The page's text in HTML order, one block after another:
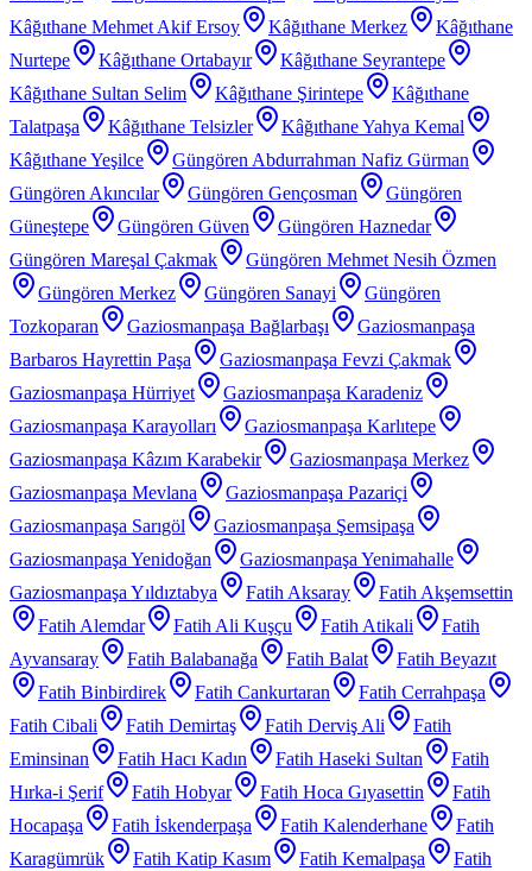
Kâğıthane Mehmet Akif Ersoy
Kâğıthane Merkez
Kâğıthane
Nurtepe
Kâğıthane Ortabayır
Kâğıthane Seyrantepe
Kâğıthane Sultan Selim
Kâğıthane Şirintepe
Kâğıthane
Talatpaşa
Kâğıthane Telsizler
Kâğıthane Yahya Kemal
Kâğıthane Yeşilce
Güngören Abdurrahman Nafiz Gürman
Güngören Akıncılar
Güngören Gençosman
Güngören
Güneştepe
Güngören Güven
Güngören Haznedar
Güngören Mareşal Çakmak
Güngören Mehmet Nesih Özmen
Güngören Merkez
Güngören Sanayi
Güngören
Tozkoparan
Gaziosmanpaşa Bağlarbaşı
Gaziosmanpaşa
Barbaros Hayrettin Paşa
Gaziosmanpaşa Fevzi Çakmak
Gaziosmanpaşa Hürriyet
Gaziosmanpaşa Karadeniz
Gaziosmanpaşa Karayolları
Gaziosmanpaşa Karlıtepe
Gaziosmanpaşa Kâzım Karabekir
Gaziosmanpaşa Merkez
Gaziosmanpaşa Mevlana
Gaziosmanpaşa Pazariçi
Gaziosmanpaşa Sarıgöl
Gaziosmanpaşa Şemsipaşa
Gaziosmanpaşa Yenidoğan
Gaziosmanpaşa Yenimahalle
Gaziosmanpaşa Yıldıztabya
Fatih Aksaray
Fatih Akşemsettin
Fatih Alemdar
Fatih Ali Kuşçu Fatih Atikali
Fatih
Ayvansaray
Fatih Balabanağa Fatih Balat
Fatih Beyazıt
Fatih Binbirdirek
Fatih Cankurtaran
Fatih Cerrahpaşa
Fatih Cibali
Fatih Demirtaş Fatih Derviş Ali
Fatih
Eminsinan
Fatih Hacı Kadın Fatih Haseki Sultan
Fatih
Hırka-i Şerif
Fatih Hobyar Fatih Hoca Gıyasettin
Fatih
Hocapaşa
Fatih İskenderpaşa Fatih Kalenderhane
Fatih
Karagümrük
Fatih Katip Kasım Fatih Kemalpaşa Fatih